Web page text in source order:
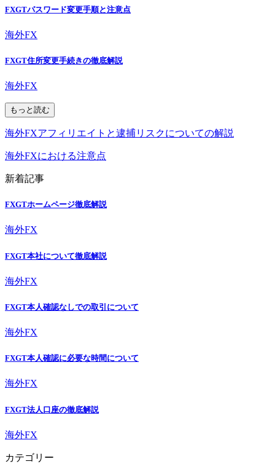
FXGTパスワード変更手順と注意点
海外FX
FXGT住所変更手続きの徹底解説
海外FX
もっと読む
海外FXアフィリエイトと逮捕リスクについての解説
海外FXにおける注意点
新着記事
FXGTホームページ徹底解説
海外FX
FXGT本社について徹底解説
海外FX
FXGT本人確認なしでの取引について
海外FX
FXGT本人確認に必要な時間について
海外FX
FXGT法人口座の徹底解説
海外FX
カテゴリー